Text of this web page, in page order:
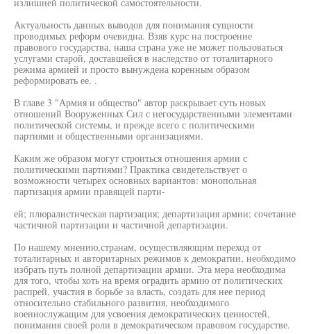
Актуальность данных выводов для понимания сущности
проводимых реформ очевидна. Взяв курс на построение
правового государства, наша страна уже не может пользоваться
услугами старой, доставшейся в наследство от тоталитарного
режима армией и просто вынуждена коренным образом
реформировать ее. .
В главе 3 "Армия и общество" автор раскрывает суть новых
отношений Вооруженных Сил с негосударственными элементами
политической системы, и прежде всего с политическими
партиями и общественными организациями.
Каким же образом могут строиться отношения армии с
политическими партиями? Практика свидетельствует о
возможности четырех основных вариантов: монопольная
партизация армии правящей парти-
ей; плюралистическая партиэация; департизация армии; сочетание
частичной партизации и частичной департиэации.
По нашему мнению,странам, осуществляющим переход от
тоталитарных и авторитарных режимов к демократии, необходимо
избрать путь полной департиэации армии. Эта мера необходима
для того, чтобы хоть на время оградить армию от политических
распрей, участия в борьбе за власть, создать для нее период
относительно стабильного развития, необходимого
военнослужащим для усвоения демократических ценностей,
понимания своей роли в демократическом правовом государстве.